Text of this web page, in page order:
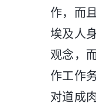
作，而
埃及人
观念，
作工作
对道成